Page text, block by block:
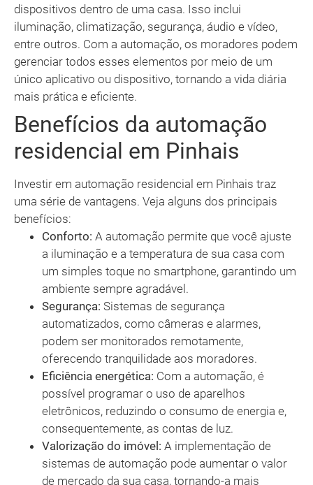
dispositivos dentro de uma casa. Isso inclui
iluminação, climatização, segurança, áudio e vídeo,
entre outros. Com a automação, os moradores podem
gerenciar todos esses elementos por meio de um
único aplicativo ou dispositivo, tornando a vida diária
mais prática e eficiente.
Benefícios da automação
residencial em Pinhais
Investir em automação residencial em Pinhais traz
uma série de vantagens. Veja alguns dos principais
benefícios:
Conforto: A automação permite que você ajuste
a iluminação e a temperatura de sua casa com
um simples toque no smartphone, garantindo um
ambiente sempre agradável.
Segurança: Sistemas de segurança
automatizados, como câmeras e alarmes,
podem ser monitorados remotamente,
oferecendo tranquilidade aos moradores.
Eficiência energética: Com a automação, é
possível programar o uso de aparelhos
eletrônicos, reduzindo o consumo de energia e,
consequentemente, as contas de luz.
Valorização do imóvel: A implementação de
sistemas de automação pode aumentar o valor
de mercado da sua casa, tornando-a mais